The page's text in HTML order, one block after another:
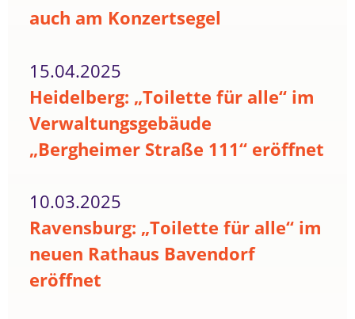
auch am Konzertsegel
15.04.2025
Heidelberg: „Toilette für alle“ im
Verwaltungsgebäude
„Bergheimer Straße 111“ eröffnet
10.03.2025
Ravensburg: „Toilette für alle“ im
neuen Rathaus Bavendorf
eröffnet